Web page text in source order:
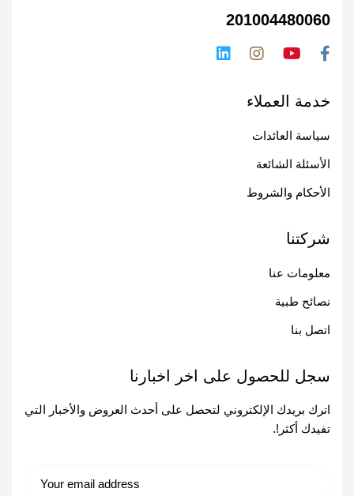
201004480060
خدمة العملاء
سياسة العائدات
الأسئلة الشائعة
الأحكام والشروط
شركتنا
معلومات عنا
نصائح طبية
اتصل بنا
سجل للحصول على اخر اخبارنا
اترك بريدك الإلكتروني لتحصل على أحدث العروض والأخبار التي
تفيدك أكثر!.